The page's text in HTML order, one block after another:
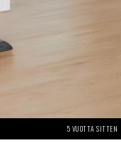
5 VUOTTA SITTEN